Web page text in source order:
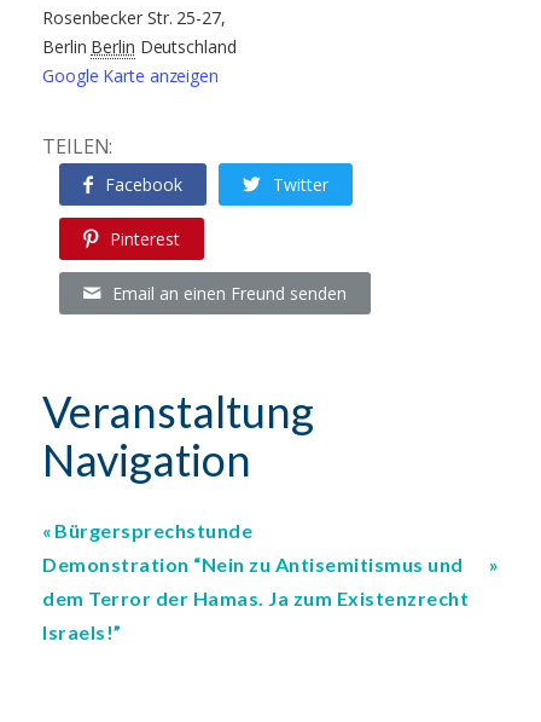
Rosenbecker Str. 25-27,
Berlin Berlin Deutschland
Google Karte anzeigen
TEILEN:
Facebook Twitter
Pinterest
Email an einen Freund senden
Veranstaltung
Navigation
Bürgersprechstunde
Demonstration “Nein zu Antisemitismus und
dem Terror der Hamas. Ja zum Existenzrecht
Israels!”